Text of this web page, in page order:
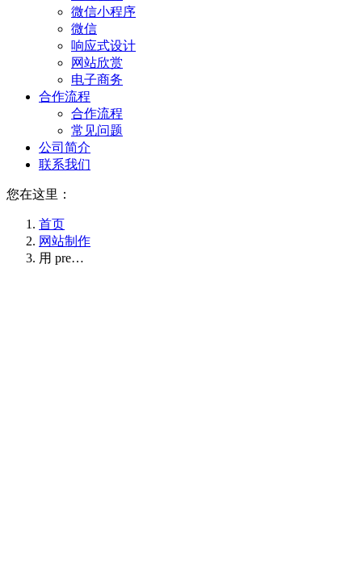
微信小程序
微信
响应式设计
网站欣赏
电子商务
合作流程
合作流程
常见问题
公司简介
联系我们
您在这里：
首页
网站制作
用 pre…